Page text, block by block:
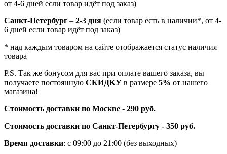
от 4-6 дней если товар идёт под заказ)
Санкт-Петербург – 2-3 дня (если товар есть в наличии*, от 4-
6 дней если товар идёт под заказ)
* над каждым товаром на сайте отображается статус наличия
товара
P.S. Так же бонусом для вас при оплате вашего заказа, вы
получаете постоянную СКИДКУ в размере 5% от нашего
магазина!
Стоимость доставки по Москве - 290 руб.
Стоимость доставки по Санкт-Петербургу - 350 руб.
Время доставки: с 09:00 до 21:00 (без выходных)